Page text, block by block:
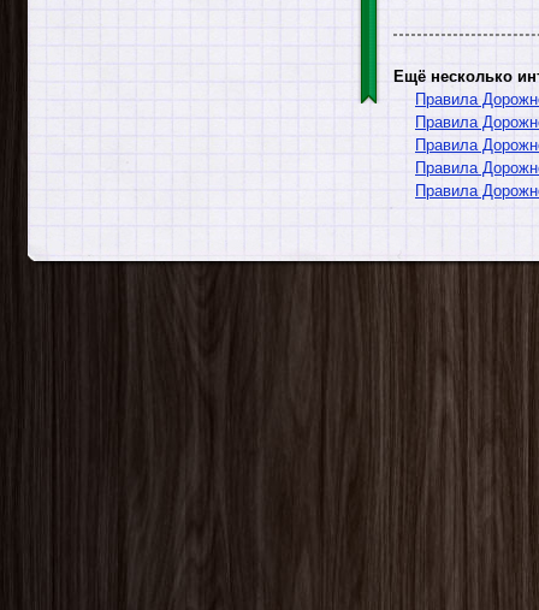
Ещё несколько
Правила
Правила
Правила
Правила
Правила